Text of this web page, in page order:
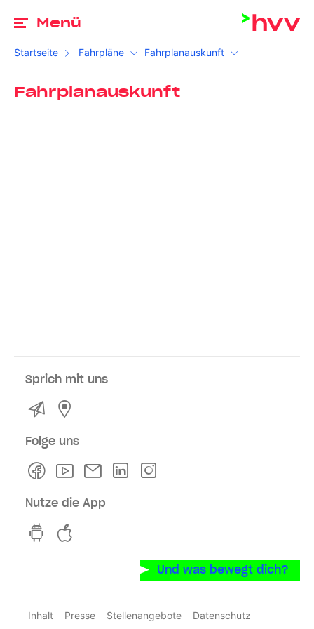
Menü
Startseite Fahrpläne Fahrplanauskunft
Fahrplanauskunft
Sprich mit uns
Kontakt
Folge uns
FacebookYoutubeNewsletterLinkedln
Nutze die App
hvv switch App auf GooglePlay
Und was bewegt dich?
Inhalt Presse Stellenangebote
Datenschutz